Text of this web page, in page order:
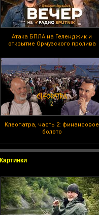
Атака БПЛА на Геленджик и
открытие Ормузского пролива
Клеопатра, часть 2: финансовое
болото
Картинки